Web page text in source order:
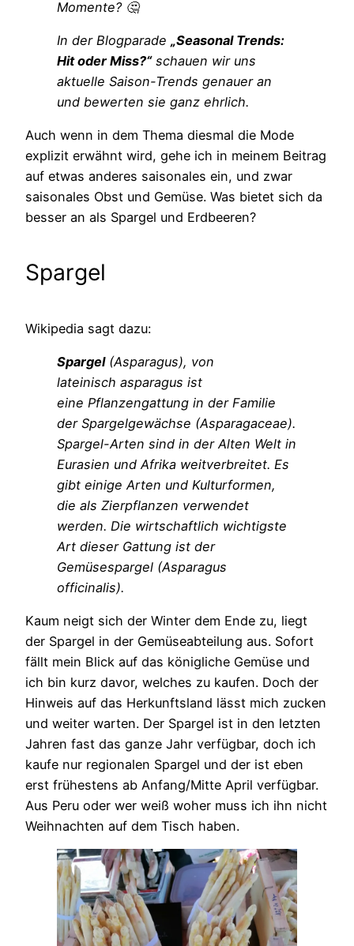
Momente? 🤔
In der Blogparade „Seasonal Trends:
Hit oder Miss?“schauen wir uns
aktuelle Saison-Trends genauer an
und bewerten sie ganz ehrlich.
Auch wenn in dem Thema diesmal die Mode
explizit erwähnt wird, gehe ich in meinem Beitrag
auf etwas anderes saisonales ein, und zwar
saisonales Obst und Gemüse. Was bietet sich da
besser an als Spargel und Erdbeeren?
Spargel
Wikipedia sagt dazu:
Spargel(Asparagus), von
lateinisch asparagus ist
eine Pflanzengattung in der Familie
der Spargelgewächse (Asparagaceae).
Spargel-Arten sind in der Alten Welt in
Eurasien und Afrika weitverbreitet. Es
gibt einige Arten und Kulturformen,
die als Zierpflanzen verwendet
werden. Die wirtschaftlich wichtigste
Art dieser Gattung ist der
Gemüsespargel (Asparagus
officinalis).
Kaum neigt sich der Winter dem Ende zu, liegt
der Spargel in der Gemüseabteilung aus. Sofort
fällt mein Blick auf das königliche Gemüse und
ich bin kurz davor, welches zu kaufen. Doch der
Hinweis auf das Herkunftsland lässt mich zucken
und weiter warten. Der Spargel ist in den letzten
Jahren fast das ganze Jahr verfügbar, doch ich
kaufe nur regionalen Spargel und der ist eben
erst frühestens ab Anfang/Mitte April verfügbar.
Aus Peru oder wer weiß woher muss ich ihn nicht
Weihnachten auf dem Tisch haben.